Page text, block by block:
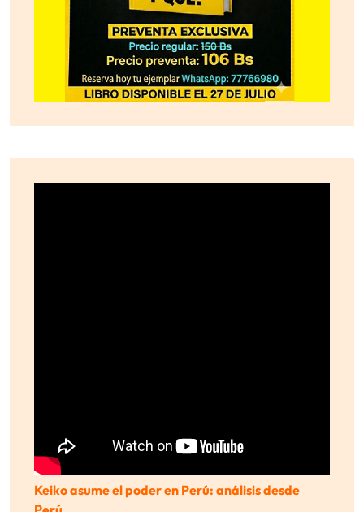
Keiko asume el poder en Perú: análisis desde